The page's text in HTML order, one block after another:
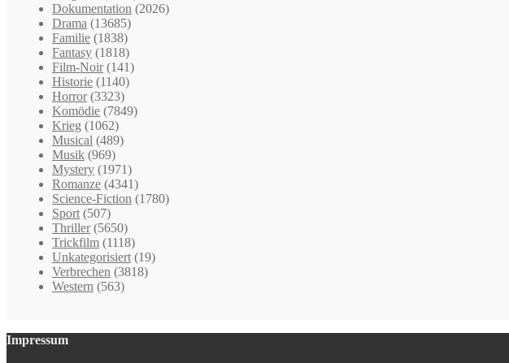
Dokumentation (2026)
Drama (13685)
Familie (1838)
Fantasy (1818)
Film-Noir (141)
Historie (1140)
Horror (3323)
Komödie (7849)
Krieg (1062)
Musical (489)
Musik (969)
Mystery (1971)
Romanze (4341)
Science-Fiction (1780)
Sport (507)
Thriller (5650)
Trickfilm (1118)
Unkategorisiert (19)
Verbrechen (3818)
Western (563)
Impressum